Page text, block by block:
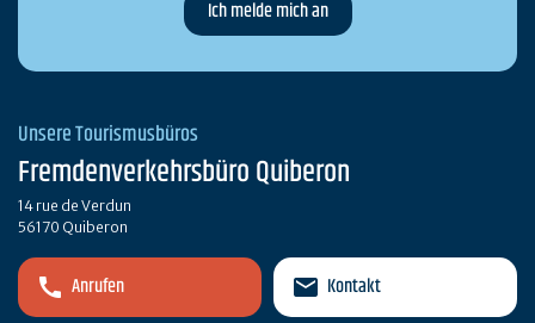
Unsere Tourismusbüros
Fremdenverkehrsbüro Quiberon
14 rue de Verdun
56170 Quiberon
Anrufen Kontakt